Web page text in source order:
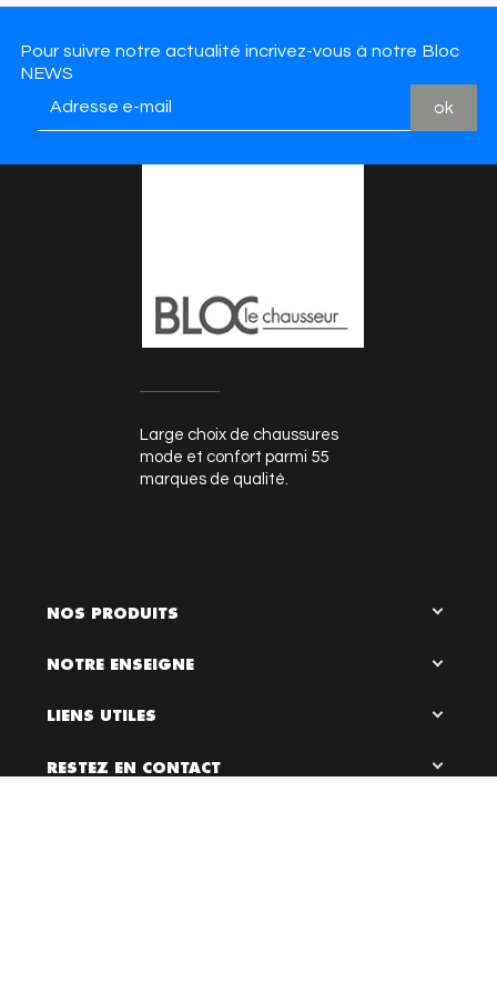
Pour suivre notre actualité incrivez-vous à notre Bloc
NEWS
Large choix de chaussures
mode et confort parmi 55
marques de qualité.
NOS PRODUITS
NOTRE ENSEIGNE
LIENS UTILES
RESTEZ EN CONTACT